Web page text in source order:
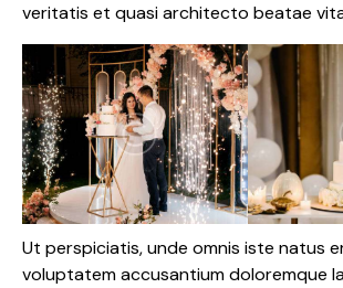
veritatis et quasi architecto beatae
Ut perspiciatis, unde omnis iste natus
voluptatem accusantium doloremque